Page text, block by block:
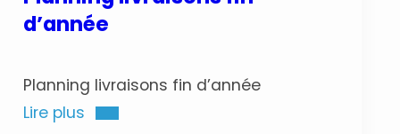
d’année
Planning livraisons fin d’année
Lire plus